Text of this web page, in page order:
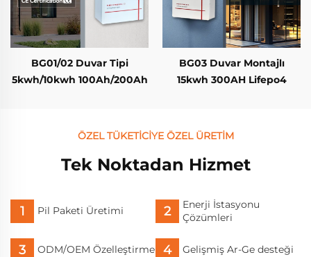
BG01/02 Duvar Tipi
5kwh/10kwh 100Ah/200Ah
BG03 Duvar Montajlı
15kwh 300AH Lifepo4
Bluetooth Dokunmatik
ÖZEL TÜKETİCİYE ÖZEL ÜRETİM
Tek Noktadan Hizmet
Pil Paketi Üretimi
Enerji İstasyonu
Çözümleri
ODM/OEM Özelleştirme Gelişmiş Ar-Ge desteği